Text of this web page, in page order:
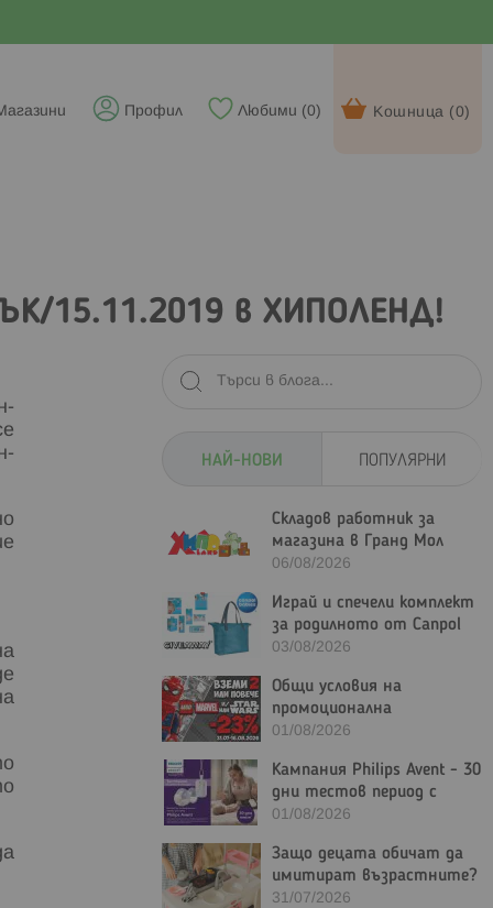
Кошница (0)
Любими (0)
Профил
15.11.2019 в ХИПОЛЕНД!
НАЙ-НОВИ
Складов работник за
магазина в Гранд Мол
Варна
06/08/2026
Играй и спечели комплект
за родилното от Canpol
Bulgaria
03/08/2026
Общи условия на
промоционална
активност "Вземи 2 или
LEGO Star Wars с - 23%"
01/08/2026
Кампания Philips Avent - 30
дни тестов период с
гаранция за връщане на
01/08/2026
Защо децата обичат да
имитират възрастните?
Ролевите игри в
31/07/2026
ПОПУЛЯРНИ